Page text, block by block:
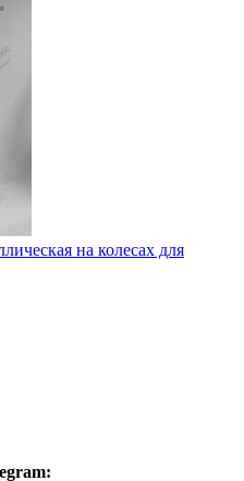
на колесах для